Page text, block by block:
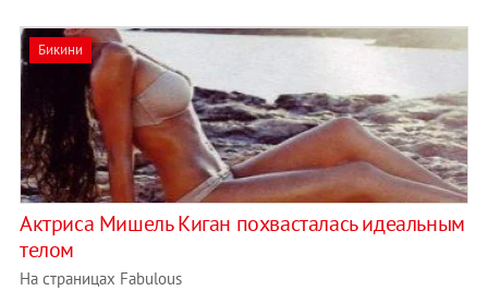
Бикини
Актриса Мишель Киган похвасталась идеальным
телом
На страницах Fabulous